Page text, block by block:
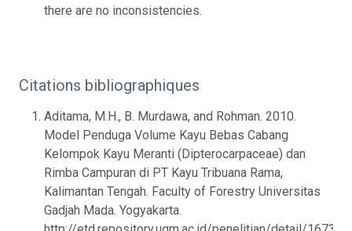
there are no inconsistencies.
Citations bibliographiques
Aditama, M.H., B. Murdawa, and Rohman. 2010.
Model Penduga Volume Kayu Bebas Cabang
Kelompok Kayu Meranti (Dipterocarpaceae) dan
Rimba Campuran di PT Kayu Tribuana Rama,
Kalimantan Tengah. Faculty of Forestry Universitas
Gadjah Mada. Yogyakarta.